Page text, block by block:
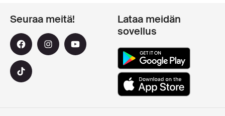
Seuraa meitä!
Lataa meidän
sovellus